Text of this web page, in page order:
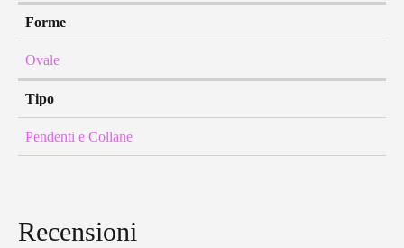
Forme
Ovale
Tipo
Pendenti e Collane
Recensioni